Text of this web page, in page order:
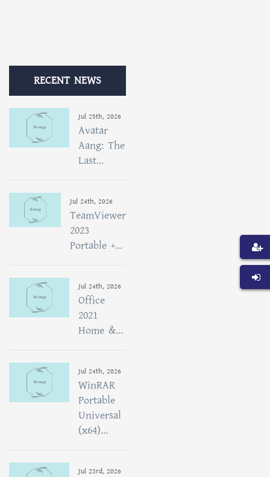
RECENT NEWS
Jul 25th, 2026
Avatar
Aang: The
Last...
Jul 24th, 2026
TeamViewer
2023
Portable +...
Jul 24th, 2026
Office
2021
Home &...
Jul 24th, 2026
WinRAR
Portable
Universal
(x64)...
Jul 23rd, 2026